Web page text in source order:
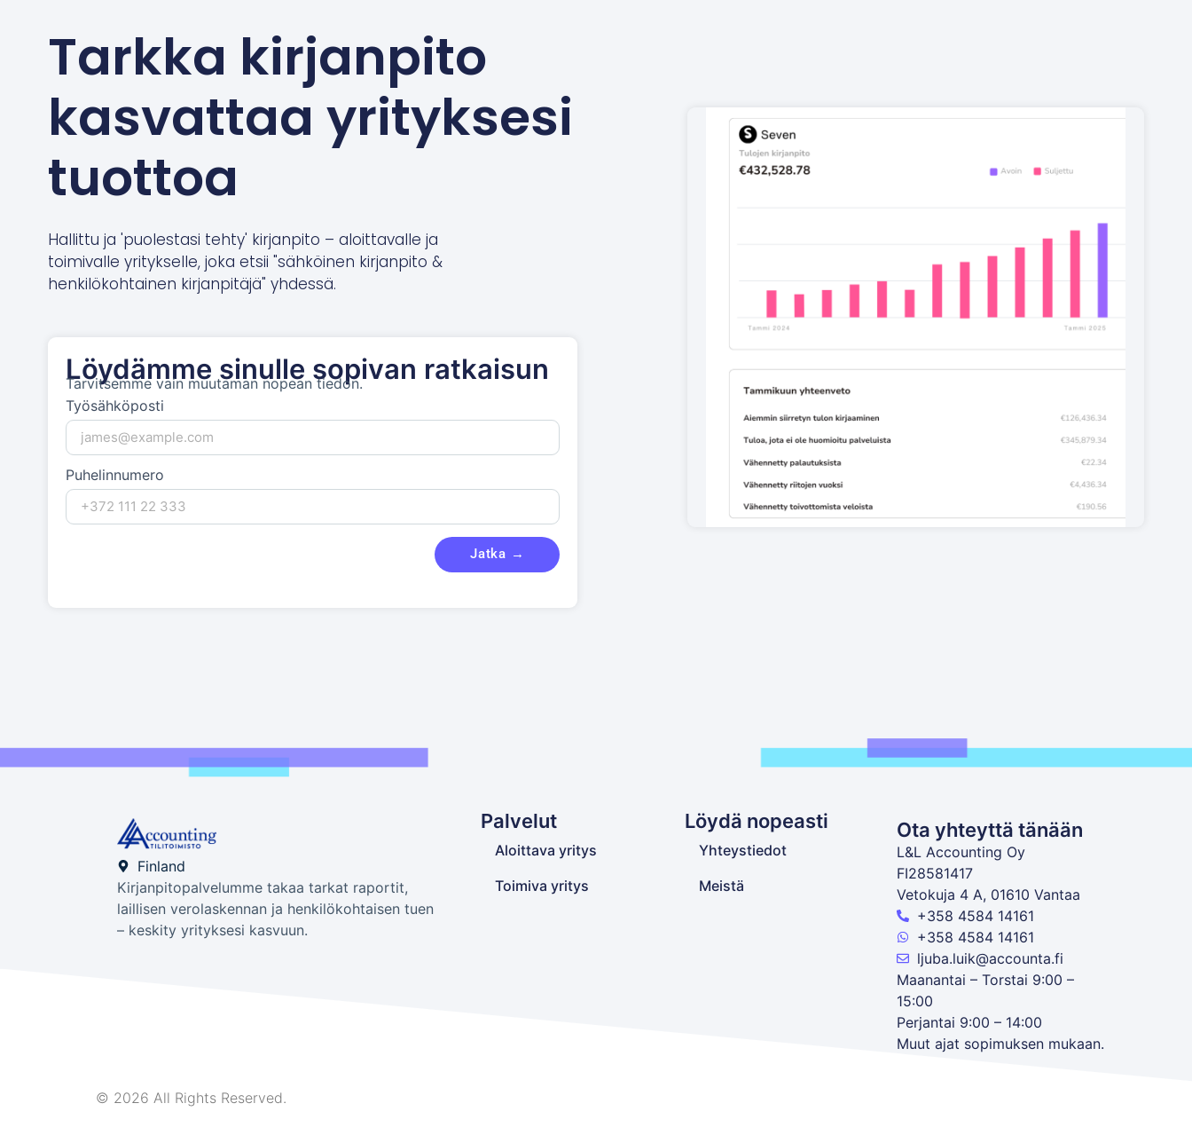
Tarkka kirjanpito
kasvattaa yrityksesi
tuottoa
Hallittu ja 'puolestasi tehty' kirjanpito – aloittavalle ja
toimivalle yritykselle, joka etsii "sähköinen kirjanpito &
henkilökohtainen kirjanpitäjä" yhdessä.
Löydämme sinulle sopivan ratkaisun
Tarvitsemme vain muutaman nopean tiedon.
Työsähköposti
Puhelinnumero
Jatka →
Finland
Kirjanpitopalvelumme takaa tarkat raportit,
laillisen verolaskennan ja henkilökohtaisen tuen
– keskity yrityksesi kasvuun.
Palvelut
Aloittava yritys
Toimiva yritys
Löydä nopeasti
Yhteystiedot
Meistä
Ota yhteyttä tänään
L&L Accounting Oy
FI28581417
Vetokuja 4 A, 01610 Vantaa
+358 4584 14161
+358 4584 14161
ljuba.luik@accounta.fi
Maanantai – Torstai 9:00 –
15:00
Perjantai 9:00 – 14:00
Muut ajat sopimuksen mukaan.
© 2026 All Rights Reserved.